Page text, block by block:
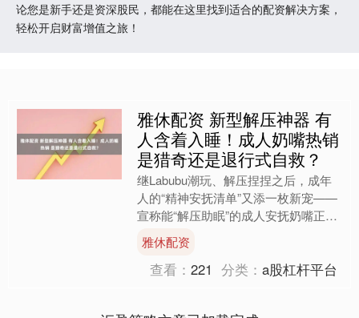
论您是新手还是资深股民，都能在这里找到适合的配资解决方案，
轻松开启财富增值之旅！
雅休配资 新型解压神器 有
人含着入睡！成人奶嘴热销
是猎奇还是退行式自救？
继Labubu潮玩、解压捏捏之后，成年
人的“精神安抚清单”又添一枚新宠——
宣称能“解压助眠”的成人安抚奶嘴正悄
然成为新消费潮流。 或出于猎奇、或
出于围观，社交媒....
雅休配资
查看：221 分类：a股杠杆平台